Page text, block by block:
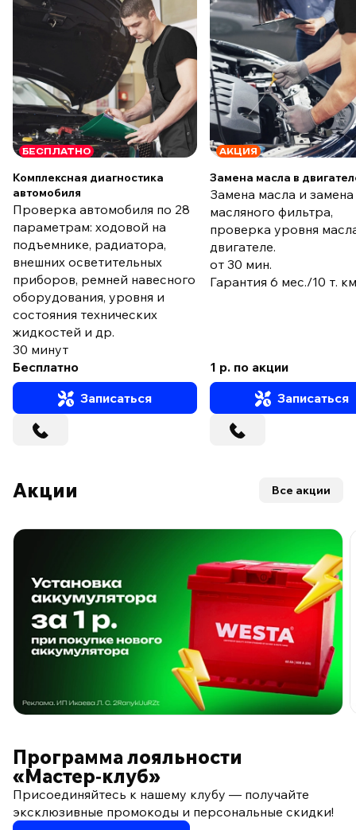
БЕСПЛАТНО
Комплексная диагностика
автомобиля
Проверка автомобиля по 28
параметрам: ходовой на
подъемнике, радиатора,
внешних осветительных
приборов, ремней навесного
оборудования, уровня и
состояния технических
жидкостей и др.
30 минут
Бесплатно
Записаться
АКЦИЯ
Замена масла в
Замена масла и замена
масляного фильтра,
проверка уровня
двигателе.
от 30 мин.
Гарантия 6 мес./10 т.
1 р. по акции
Записаться
Акции Все акции
Программа лояльности
«Мастер‑клуб»
Присоединяйтесь к нашему клубу — получайте
эксклюзивные промокоды и персональные скидки!